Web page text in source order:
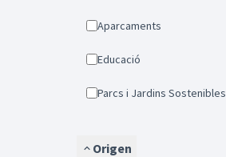
Aparcaments
Educació
Parcs i Jardins Sostenibles
Origen